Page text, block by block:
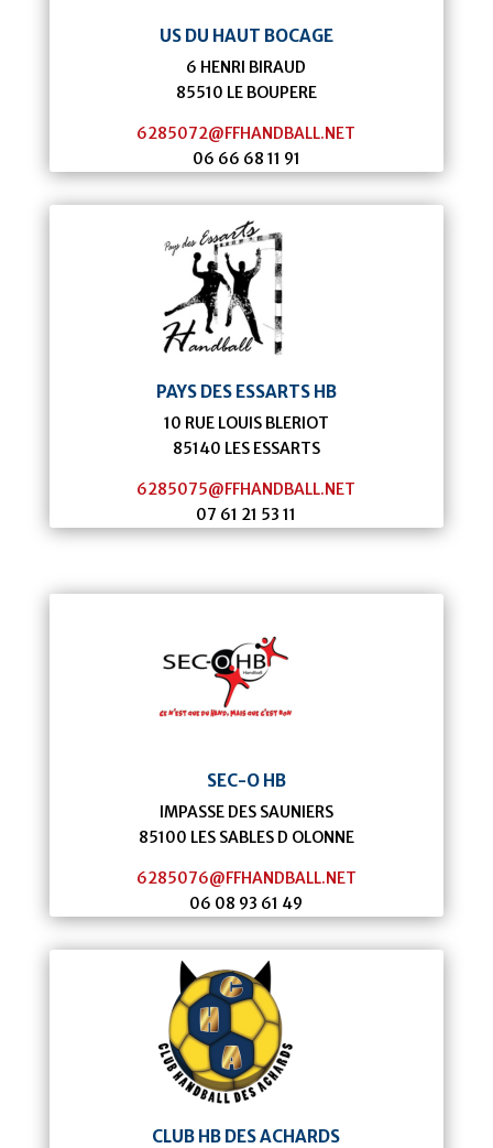
US DU HAUT BOCAGE
6 HENRI BIRAUD
85510 LE BOUPERE
6285072@FFHANDBALL.NET
06 66 68 11 91
PAYS DES ESSARTS HB
10 RUE LOUIS BLERIOT
85140 LES ESSARTS
6285075@FFHANDBALL.NET
07 61 21 53 11
SEC-O HB
IMPASSE DES SAUNIERS
85100 LES SABLES D OLONNE
6285076@FFHANDBALL.NET
06 08 93 61 49
CLUB HB DES ACHARDS